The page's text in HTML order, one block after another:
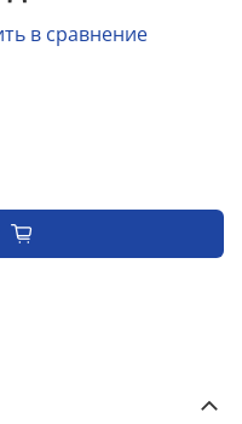
в сравнение